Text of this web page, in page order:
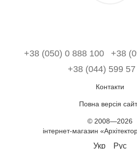
+38 (050) 0 888 100
+38
+38 (044) 599 57
Контакти
Повна версія
© 2008—2026
інтернет-магазин
Укр Рус